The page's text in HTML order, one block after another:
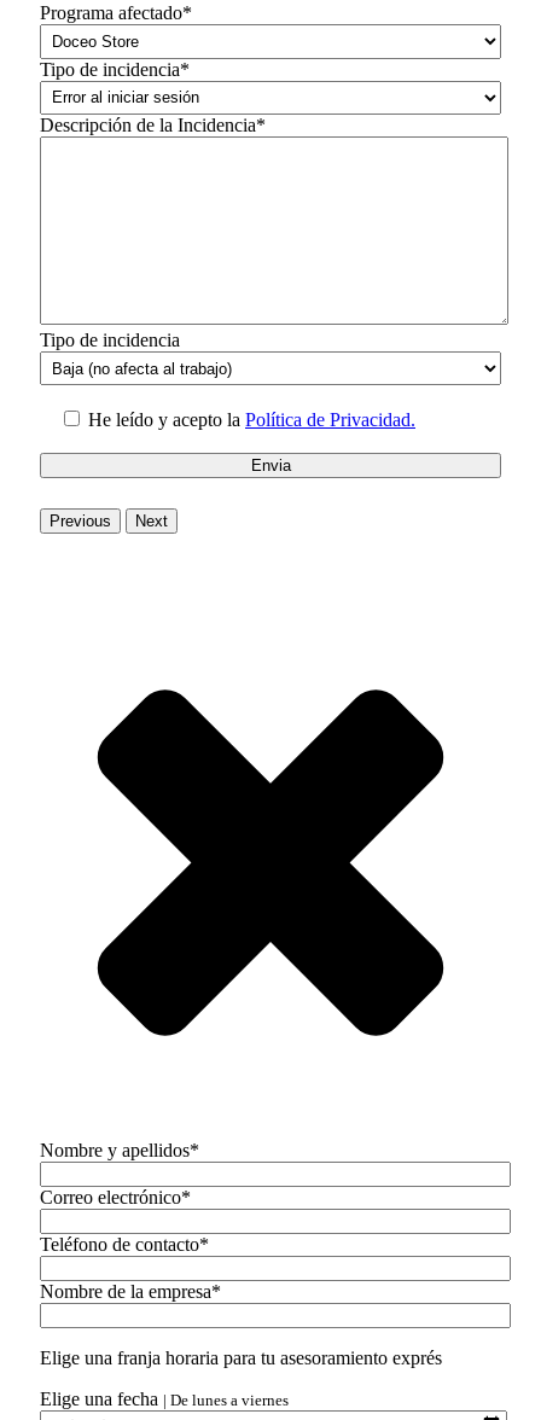
Programa afectado*
Tipo de incidencia*
Descripción de la Incidencia*
Tipo de incidencia
He leído y acepto la Política de Privacidad.
Previous Next
Nombre y apellidos*
Correo electrónico*
Teléfono de contacto*
Nombre de la empresa*
Elige una franja horaria para tu asesoramiento exprés
Elige una fecha | De lunes a viernes